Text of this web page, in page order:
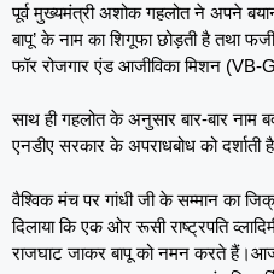
पूर्व मुख्यमंत्री अशोक गहलोत ने अपने
बापू’ के नाम का शिगूफा छोड़ती है तथा
फॉर रोजगार एंड आजीविका मिशन (VB-
साथ ही गहलोत के अनुसार बार-बार नाम
एनडीए सरकार के अपराधबोध को दर्शाती
वैश्विक मंच पर गांधी जी के सम्मान का
दिलाया कि एक ओर रूसी राष्ट्रपति
राजघाट जाकर बापू को नमन करते